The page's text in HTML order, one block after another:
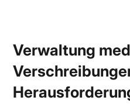
Verwaltung